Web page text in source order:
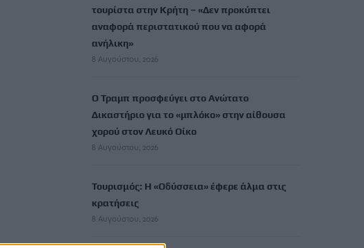
τουρίστα στην Κρήτη – «Δεν προκύπτει
αναφορά περιστατικού που να αφορά
ανήλικη»
8 Αυγούστου, 2026
Ο Τραμπ προσφεύγει στο Ανώτατο
Δικαστήριο για το «μπλόκο» στην αίθουσα
χορού στον Λευκό Οίκο
8 Αυγούστου, 2026
Τουρισμός: Η «Οδύσσεια» έφερε άλμα στις
κρατήσεις
8 Αυγούστου, 2026